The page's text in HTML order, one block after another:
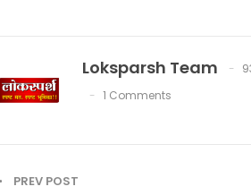
Loksparsh Team
1 Comments
PREV POST